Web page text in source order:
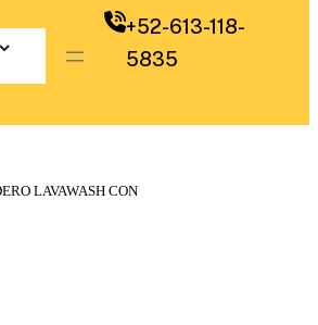
+52-613-118-
5835
LAVAWASH CON